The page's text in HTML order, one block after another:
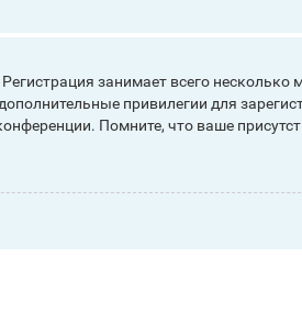
занимает всего несколько
привилегии для
Помните, что ваше